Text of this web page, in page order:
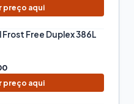
preço aqui
Free Duplex 386L
preço aqui